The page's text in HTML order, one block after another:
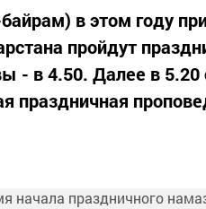
в этом году
пройдут
- в 4.50. Далее в 5.20
праздничная